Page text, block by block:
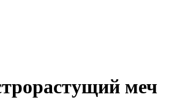
меч